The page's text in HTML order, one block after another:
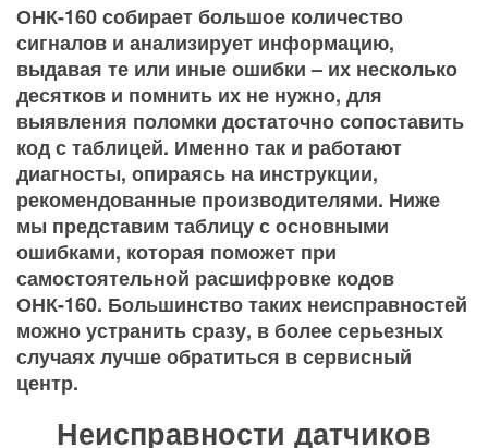
ОНК-160 собирает большое количество
сигналов и анализирует информацию,
выдавая те или иные ошибки – их несколько
десятков и помнить их не нужно, для
выявления поломки достаточно сопоставить
код с таблицей. Именно так и работают
диагносты, опираясь на инструкции,
рекомендованные производителями. Ниже
мы представим таблицу с основными
ошибками, которая поможет при
самостоятельной расшифровке кодов
ОНК-160. Большинство таких неисправностей
можно устранить сразу, в более серьезных
случаях лучше обратиться в сервисный
центр.
Неисправности датчиков